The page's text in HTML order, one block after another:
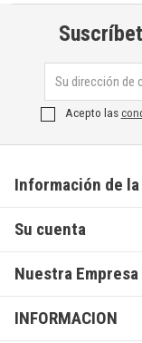
Acepto las
Información de
Su cuenta
Nuestra Empresa
INFORMACION